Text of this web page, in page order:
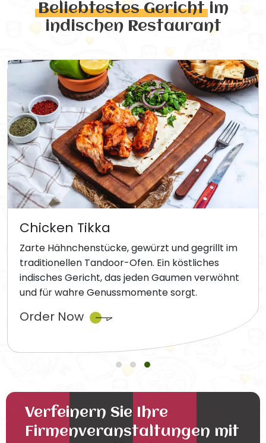
Beliebtestes Gerichtim
indischen Restaurant
Chicken Tikka
Zarte Hähnchenstücke, gewürzt und gegrillt im
traditionellen Tandoor-Ofen. Ein köstliches
indisches Gericht, das jeden Gaumen verwöhnt
und für wahre Genussmomente sorgt.
Order Now
Verfeinern Sie Ihre
Firmenveranstaltungen mit